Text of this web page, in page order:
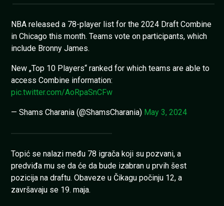
NBA released a 78-player list for the 2024 Draft Combine
in Chicago this month. Teams vote on participants, which
include Bronny James.
New „Top 10 Players“ ranked for which teams are able to
access Combine information:
pic.twitter.com/AoRpaSnCFw
— Shams Charania (@ShamsCharania) May 3, 2024
Topić se nalazi među 78 igrača koji su pozvani, a
predviđa mu se da će da bude izabran u prvih šest
pozicija na draftu. Obaveze u Čikagu počinju 12, a
završavaju se 19. maja.